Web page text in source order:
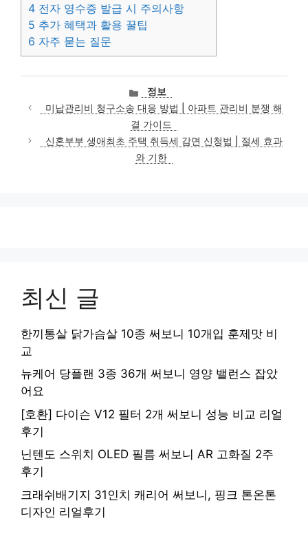
4 전자 영수증 발급 시 주의사항
5 추가 혜택과 활용 꿀팁
6 자주 묻는 질문
카
테
고
리
정보
미납관리비 청구소송 대응 방법 | 아파트 관리비 분쟁 해
결 가이드
신혼부부 생애최초 주택 취득세 감면 신청법 | 절세 효과
와 기한
최신 글
한끼통살 닭가슴살 10종 써보니 10개입 훈제맛 비
교
뉴케어 당플랜 3종 36개 써보니 영양 밸런스 잡았
어요
[호환] 다이슨 V12 필터 2개 써보니 성능 비교 리얼
후기
닌텐도 스위치 OLED 필름 써보니 AR 고화질 2주
후기
크래쉬배기지 31인치 캐리어 써보니, 핑크 톤온톤
디자인 리얼후기